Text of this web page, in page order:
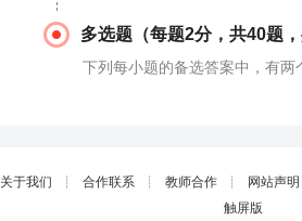
多选题（每题2分，共40题，
下列每小题的备选答案中，有
关于我们 ┊ 合作联系 ┊ 教师合作 ┊ 网站声明
触屏版